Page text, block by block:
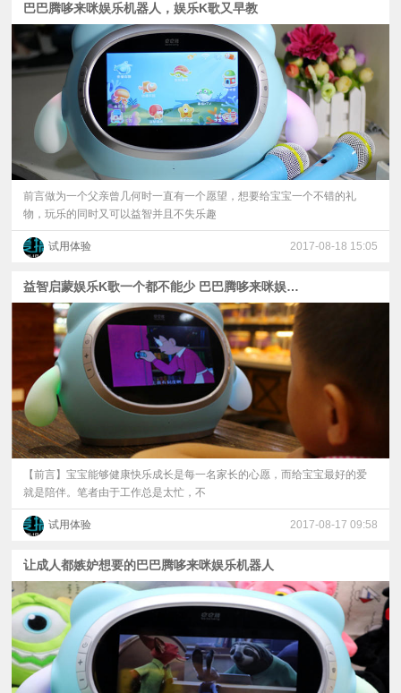
专
题
巴巴腾哆来咪娱乐机器人，娱乐K歌又早教
前言做为一个父亲曾几何时一直有一个愿望，想要给宝宝一个不错的礼
物，玩乐的同时又可以益智并且不失乐趣
试用体验 2017-08-18 15:05
益智启蒙娱乐K歌一个都不能少 巴巴腾哆来咪娱乐机器人体验
【前言】宝宝能够健康快乐成长是每一名家长的心愿，而给宝宝最好的爱
就是陪伴。笔者由于工作总是太忙，不
试用体验 2017-08-17 09:58
让成人都嫉妒想要的巴巴腾哆来咪娱乐机器人